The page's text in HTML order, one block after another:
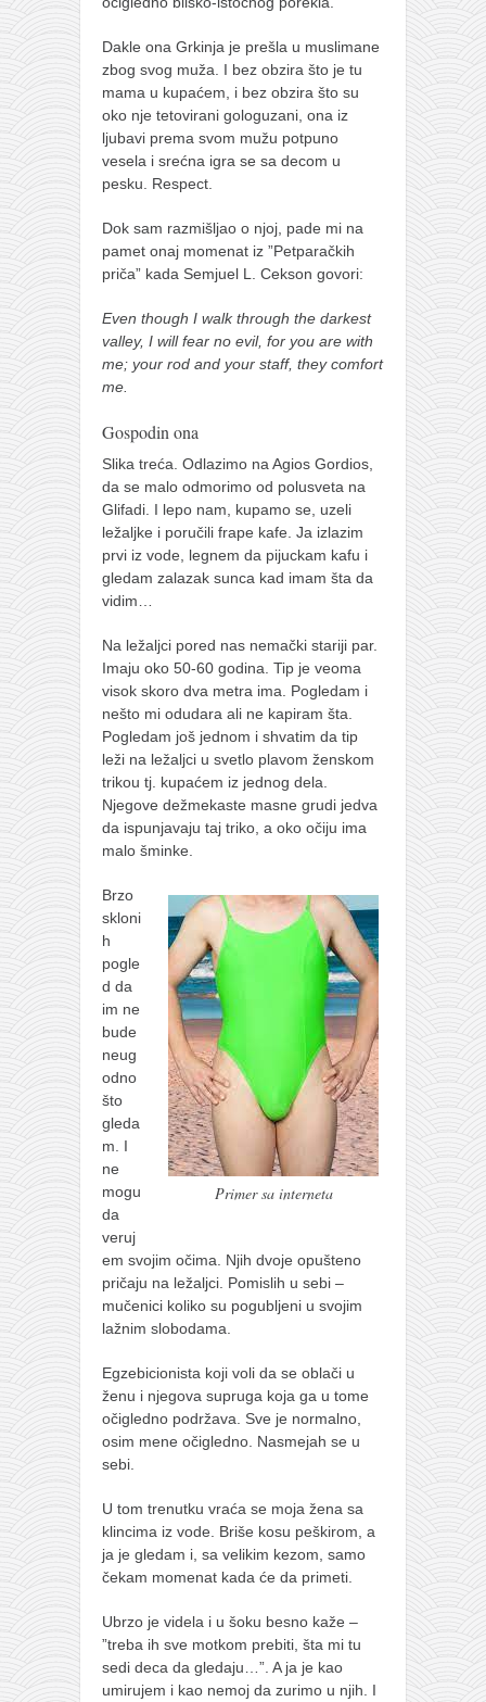
Dakle ona Grkinja je prešla u muslimane
zbog svog muža. I bez obzira što je tu
mama u kupaćem, i bez obzira što su
oko nje tetovirani gologuzani, ona iz
ljubavi prema svom mužu potpuno
vesela i srećna igra se sa decom u
pesku. Respect.
Dok sam razmišljao o njoj, pade mi na
pamet onaj momenat iz ”Petparačkih
priča” kada Semjuel L. Cekson govori:
Even though I walk through the darkest
valley, I will fear no evil, for you are with
me; your rod and your staff, they comfort
me.
Gospodin ona
Slika treća. Odlazimo na Agios Gordios,
da se malo odmorimo od polusveta na
Glifadi. I lepo nam, kupamo se, uzeli
ležaljke i poručili frape kafe. Ja izlazim
prvi iz vode, legnem da pijuckam kafu i
gledam zalazak sunca kad imam šta da
vidim…
Na ležaljci pored nas nemački stariji par.
Imaju oko 50-60 godina. Tip je veoma
visok skoro dva metra ima. Pogledam i
nešto mi odudara ali ne kapiram šta.
Pogledam još jednom i shvatim da tip
leži na ležaljci u svetlo plavom ženskom
trikou tj. kupaćem iz jednog dela.
Njegove dežmekaste masne grudi jedva
da ispunjavaju taj triko, a oko očiju ima
malo šminke.
Primer sa interneta
Brzo
skloni
h
pogle
d da
im ne
bude
neug
odno
što
gleda
m. I
ne
mogu
da
veruj
em svojim očima. Njih dvoje opušteno
pričaju na ležaljci. Pomislih u sebi –
mučenici koliko su pogubljeni u svojim
lažnim slobodama.
Egzebicionista koji voli da se oblači u
ženu i njegova supruga koja ga u tome
očigledno podržava. Sve je normalno,
osim mene očigledno. Nasmejah se u
sebi.
U tom trenutku vraća se moja žena sa
klincima iz vode. Briše kosu peškirom, a
ja je gledam i, sa velikim kezom, samo
čekam momenat kada će da primeti.
Ubrzo je videla i u šoku besno kaže –
”treba ih sve motkom prebiti, šta mi tu
sedi deca da gledaju…”. A ja je kao
umirujem i kao nemoj da zurimo u njih. I